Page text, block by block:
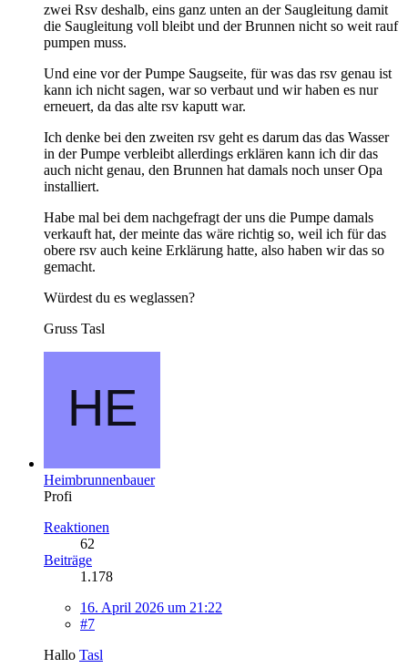
zwei Rsv deshalb, eins ganz unten an der Saugleitung damit
die Saugleitung voll bleibt und der Brunnen nicht so weit rauf
pumpen muss.
Und eine vor der Pumpe Saugseite, für was das rsv genau ist
kann ich nicht sagen, war so verbaut und wir haben es nur
erneuert, da das alte rsv kaputt war.
Ich denke bei den zweiten rsv geht es darum das das Wasser
in der Pumpe verbleibt allerdings erklären kann ich dir das
auch nicht genau, den Brunnen hat damals noch unser Opa
installiert.
Habe mal bei dem nachgefragt der uns die Pumpe damals
verkauft hat, der meinte das wäre richtig so, weil ich für das
obere rsv auch keine Erklärung hatte, also haben wir das so
gemacht.
Würdest du es weglassen?
Gruss Tasl
Heimbrunnenbauer
Profi
Reaktionen
62
Beiträge
1.178
16. April 2026 um 21:22
#7
Hallo Tasl